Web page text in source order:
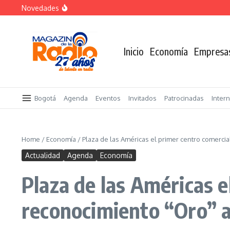
Saltar al contenido
Novedades
Despegar lanza su Outlet de Viajes en Colombia
Inicio Economía
Bogotá Agenda Eventos Invitados Patrocinadas
Home / Economía / Plaza de las Américas el primer centro
Actualidad Agenda Economía
Plaza de las Américas
reconocimiento “Oro”